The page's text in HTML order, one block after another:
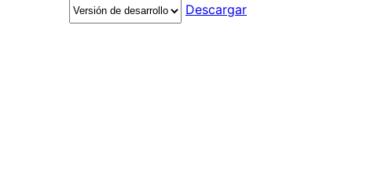
Descargar